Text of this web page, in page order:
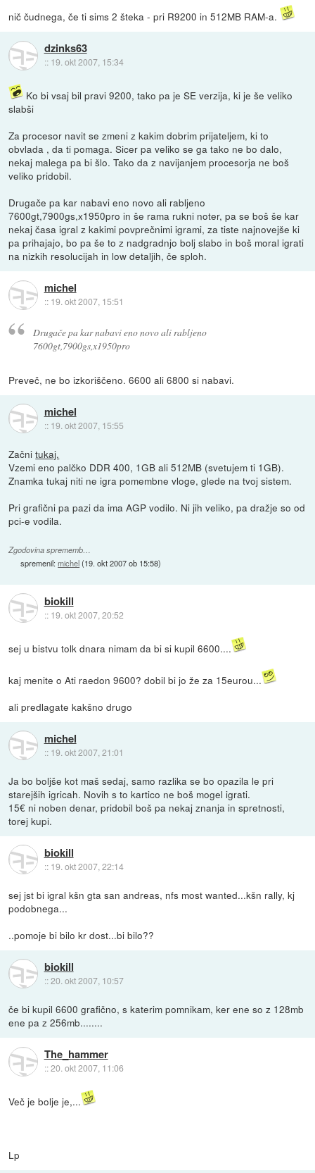
nič čudnega, če ti sims 2 šteka - pri R9200 in 512MB RAM-a.
dzinks63
:: 19. okt 2007, 15:34
Ko bi vsaj bil pravi 9200, tako pa je SE verzija, ki je še veliko
slabši
Za procesor navit se zmeni z kakim dobrim prijateljem, ki to
obvlada , da ti pomaga. Sicer pa veliko se ga tako ne bo dalo,
nekaj malega pa bi šlo. Tako da z navijanjem procesorja ne boš
veliko pridobil.
Drugače pa kar nabavi eno novo ali rabljeno
7600gt,7900gs,x1950pro in še rama rukni noter, pa se boš še kar
nekaj časa igral z kakimi povprečnimi igrami, za tiste najnovejše ki
pa prihajajo, bo pa še to z nadgradnjo bolj slabo in boš moral igrati
na nizkih resolucijah in low detaljih, če sploh.
michel
:: 19. okt 2007, 15:51
Drugače pa kar nabavi eno novo ali rabljeno
7600gt,7900gs,x1950pro
Preveč, ne bo izkoriščeno. 6600 ali 6800 si nabavi.
michel
:: 19. okt 2007, 15:55
Začnitukaj.
Vzemi eno palčko DDR 400, 1GB ali 512MB (svetujem ti 1GB).
Znamka tukaj niti ne igra pomembne vloge, glede na tvoj sistem.
Pri grafični pa pazi da ima AGP vodilo. Ni jih veliko, pa dražje so od
pci-e vodila.
Zgodovina sprememb…
spremenil:michel(19. okt 2007 ob 15:58)
biokill
:: 19. okt 2007, 20:52
sej u bistvu tolk dnara nimam da bi si kupil 6600....
kaj menite o Ati raedon 9600? dobil bi jo že za 15eurou...
ali predlagate kakšno drugo
michel
:: 19. okt 2007, 21:01
Ja bo boljše kot maš sedaj, samo razlika se bo opazila le pri
starejših igricah. Novih s to kartico ne boš mogel igrati.
15€ ni noben denar, pridobil boš pa nekaj znanja in spretnosti,
torej kupi.
biokill
:: 19. okt 2007, 22:14
sej jst bi igral kšn gta san andreas, nfs most wanted...kšn rally, kj
podobnega...
..pomoje bi bilo kr dost...bi bilo??
biokill
::20. okt 2007, 10:57
če bi kupil 6600 grafično, s katerim pomnikam, ker ene so z 128mb
ene pa z 256mb........
The_hammer
::20. okt 2007, 11:06
Več je bolje je,...
Lp